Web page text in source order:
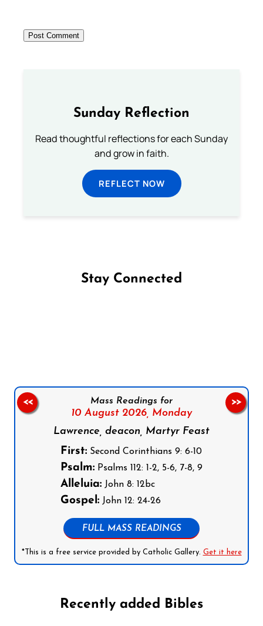
Sunday Reflection
Read thoughtful reflections for each Sunday
and grow in faith.
REFLECT NOW
Stay Connected
Mass Readings for
10 August 2026, Monday
Lawrence, deacon, Martyr Feast
First: Second Corinthians 9: 6-10
Psalm: Psalms 112: 1-2, 5-6, 7-8, 9
Alleluia: John 8: 12bc
Gospel: John 12: 24-26
FULL MASS READINGS
*This is a free service provided by Catholic Gallery. Get it here
<< >>
Recently added Bibles